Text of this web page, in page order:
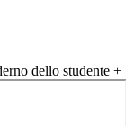
dello studente +